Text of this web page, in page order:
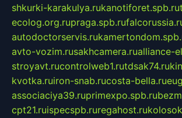
shkurki-karakulya.rukanotiforet.spb.ru
ecolog.org.rupraga.spb.ru
autodoctorservis.ru
avto-vozim.rusakhcamera.rualliance-
stroyavt.rucontrolweb1.rutdsak74.ru
kvotka.ruiron-snab.rucosta-bella.ru
associaciya39.ruprimexpo.spb.ru
cpt21.ruispecspb.ruregahost.ru